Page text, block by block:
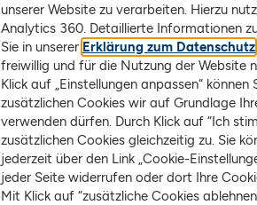
unserer Website zu verarbeiten. Hierzu
Analytics 360. Detaillierte Informationen
Sie in unserer Erklärung zum Datenschutz
freiwillig und für die Nutzung der Website
Klick auf „Einstellungen anpassen“
zusätzlichen Cookies wir auf Grundlage
verwenden dürfen. Durch Klick auf “Ich
zusätzlichen Cookies gleichzeitig zu. Sie
jederzeit über den Link „Cookie-
jeder Seite widerrufen oder dort Ihre
Mit Klick auf “zusätzliche Cookies
Diff. % Akt. Kurs
+5,12% 82,200